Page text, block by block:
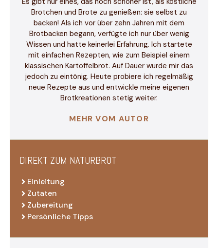
Brötchen und Brote zu genießen: sie selbst zu
backen! Als ich vor über zehn Jahren mit dem
Brotbacken begann, verfügte ich nur über wenig
Wissen und hatte keinerlei Erfahrung. Ich startete
mit einfachen Rezepten, wie zum Beispiel einem
klassischen Kartoffelbrot. Auf Dauer wurde mir das
jedoch zu eintönig. Heute probiere ich regelmäßig
neue Rezepte aus und entwickle meine eigenen
Brotkreationen stetig weiter.
MEHR VOM AUTOR
DIREKT ZUM NATURBROT
Einleitung
Zutaten
Zubereitung
Persönliche Tipps